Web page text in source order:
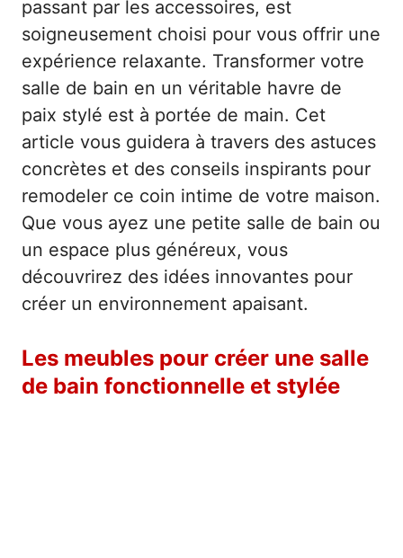
passant par les accessoires, est
soigneusement choisi pour vous offrir une
expérience relaxante. Transformer votre
salle de bain en un véritable havre de
paix stylé est à portée de main. Cet
article vous guidera à travers des astuces
concrètes et des conseils inspirants pour
remodeler ce coin intime de votre maison.
Que vous ayez une petite salle de bain ou
un espace plus généreux, vous
découvrirez des idées innovantes pour
créer un environnement apaisant.
Les meubles pour créer une salle
de bain fonctionnelle et stylée